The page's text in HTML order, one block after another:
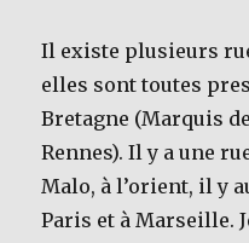
Il existe plusieurs
elles sont toutes
Bretagne (Marquis
Rennes). Il y a une
Malo, à l’orient, il y
Paris et à Marseille.